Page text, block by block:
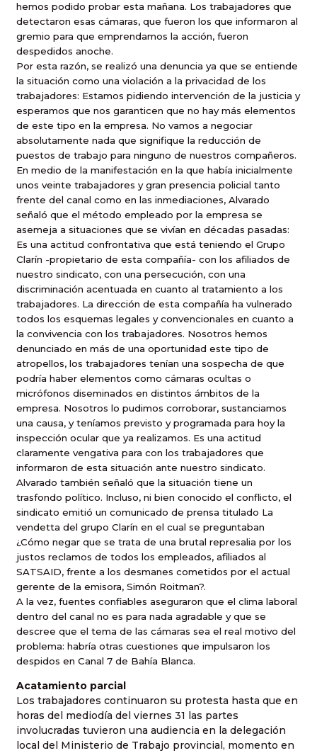
hemos podido probar esta mañana. Los trabajadores que
detectaron esas cámaras, que fueron los que informaron al
gremio para que emprendamos la acción, fueron
despedidos anoche.
Por esta razón, se realizó una denuncia ya que se entiende
la situación como una violación a la privacidad de los
trabajadores: Estamos pidiendo intervención de la justicia y
esperamos que nos garanticen que no hay más elementos
de este tipo en la empresa. No vamos a negociar
absolutamente nada que signifique la reducción de
puestos de trabajo para ninguno de nuestros compañeros.
En medio de la manifestación en la que había inicialmente
unos veinte trabajadores y gran presencia policial tanto
frente del canal como en las inmediaciones, Alvarado
señaló que el método empleado por la empresa se
asemeja a situaciones que se vivían en décadas pasadas:
Es una actitud confrontativa que está teniendo el Grupo
Clarín -propietario de esta compañía- con los afiliados de
nuestro sindicato, con una persecución, con una
discriminación acentuada en cuanto al tratamiento a los
trabajadores. La dirección de esta compañía ha vulnerado
todos los esquemas legales y convencionales en cuanto a
la convivencia con los trabajadores. Nosotros hemos
denunciado en más de una oportunidad este tipo de
atropellos, los trabajadores tenían una sospecha de que
podría haber elementos como cámaras ocultas o
micrófonos diseminados en distintos ámbitos de la
empresa. Nosotros lo pudimos corroborar, sustanciamos
una causa, y teníamos previsto y programada para hoy la
inspección ocular que ya realizamos. Es una actitud
claramente vengativa para con los trabajadores que
informaron de esta situación ante nuestro sindicato.
Alvarado también señaló que la situación tiene un
trasfondo político. Incluso, ni bien conocido el conflicto, el
sindicato emitió un comunicado de prensa titulado La
vendetta del grupo Clarín en el cual se preguntaban 
¿Cómo negar que se trata de una brutal represalia por los
justos reclamos de todos los empleados, afiliados al
SATSAID, frente a los desmanes cometidos por el actual
gerente de la emisora, Simón Roitman?.
A la vez, fuentes confiables aseguraron que el clima laboral
dentro del canal no es para nada agradable y que se
descree que el tema de las cámaras sea el real motivo del
problema: habría otras cuestiones que impulsaron los
despidos en Canal 7 de Bahía Blanca.
Acatamiento parcial
Los trabajadores continuaron su protesta hasta que en
horas del mediodía del viernes 31 las partes
involucradas tuvieron una audiencia en la delegación
local del Ministerio de Trabajo provincial, momento en